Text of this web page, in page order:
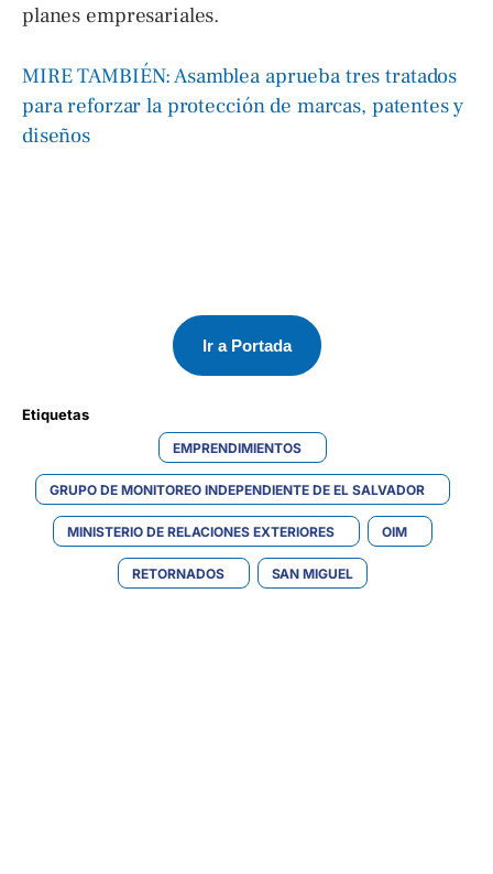
planes empresariales.
MIRE TAMBIÉN: Asamblea aprueba tres tratados
para reforzar la protección de marcas, patentes y
diseños
Ir a Portada
Etiquetas
EMPRENDIMIENTOS
GRUPO DE MONITOREO INDEPENDIENTE DE EL SALVADOR
MINISTERIO DE RELACIONES EXTERIORES OIM
RETORNADOS SAN MIGUEL